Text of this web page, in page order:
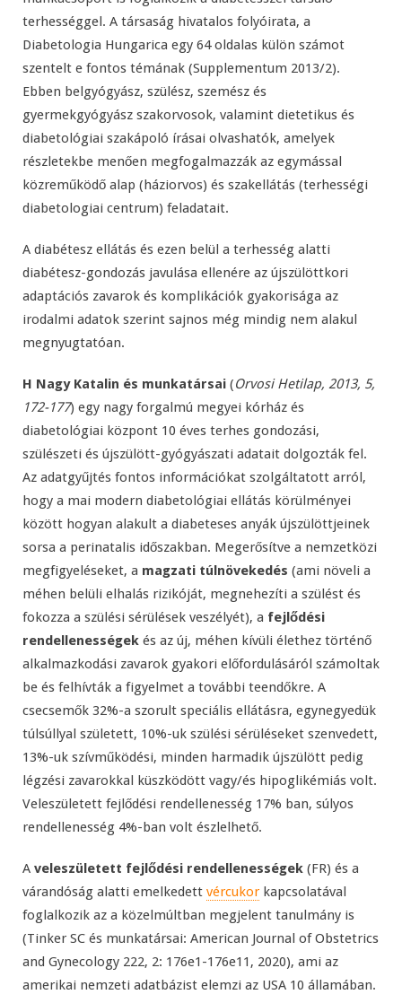
terhességgel. A társaság hivatalos folyóirata, a
Diabetologia Hungarica egy 64 oldalas külön számot
szentelt e fontos témának (Supplementum 2013/2).
Ebben belgyógyász, szülész, szemész és
gyermekgyógyász szakorvosok, valamint dietetikus és
diabetológiai szakápoló írásai olvashatók, amelyek
részletekbe menően megfogalmazzák az egymással
közreműködő alap (háziorvos) és szakellátás (terhességi
diabetologiai centrum) feladatait.
A diabétesz ellátás és ezen belül a terhesség alatti
diabétesz-gondozás javulása ellenére az újszülöttkori
adaptációs zavarok és komplikációk gyakorisága az
irodalmi adatok szerint sajnos még mindig nem alakul
megnyugtatóan.
H Nagy Katalin és munkatársai (Orvosi Hetilap, 2013, 5,
172-177) egy nagy forgalmú megyei kórház és
diabetológiai központ 10 éves terhes gondozási,
szülészeti és újszülött-gyógyászati adatait dolgozták fel.
Az adatgyűjtés fontos információkat szolgáltatott arról,
hogy a mai modern diabetológiai ellátás körülményei
között hogyan alakult a diabeteses anyák újszülöttjeinek
sorsa a perinatalis időszakban. Megerősítve a nemzetközi
megfigyeléseket, a magzati túlnövekedés (ami növeli a
méhen belüli elhalás rizikóját, megnehezíti a szülést és
fokozza a szülési sérülések veszélyét), a fejlődési
rendellenességek és az új, méhen kívüli élethez történő
alkalmazkodási zavarok gyakori előfordulásáról számoltak
be és felhívták a figyelmet a további teendőkre. A
csecsemők 32%-a szorult speciális ellátásra, egynegyedük
túlsúllyal született, 10%-uk szülési sérüléseket szenvedett,
13%-uk szívműködési, minden harmadik újszülött pedig
légzési zavarokkal küszködött vagy/és hipoglikémiás volt.
Veleszületett fejlődési rendellenesség 17% ban, súlyos
rendellenesség 4%-ban volt észlelhető.
A veleszületett fejlődési rendellenességek (FR) és a
várandóság alatti emelkedett vércukorkapcsolatával
foglalkozik az a közelmúltban megjelent tanulmány is
(Tinker SC és munkatársai: American Journal of Obstetrics
and Gynecology 222, 2: 176e1-176e11, 2020), ami az
amerikai nemzeti adatbázist elemzi az USA 10 államában.